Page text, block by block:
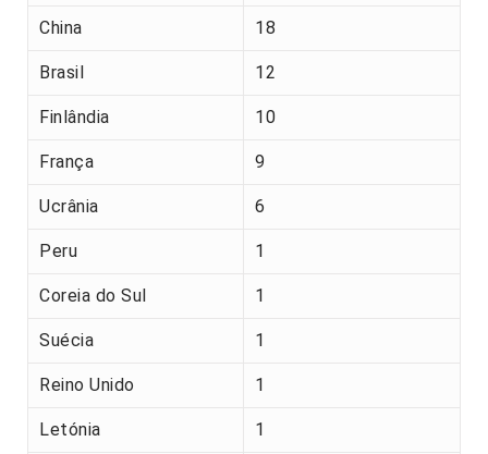
China 18
Brasil 12
Finlândia 10
França 9
Ucrânia 6
Peru 1
Coreia do Sul 1
Suécia 1
Reino Unido 1
Letónia 1